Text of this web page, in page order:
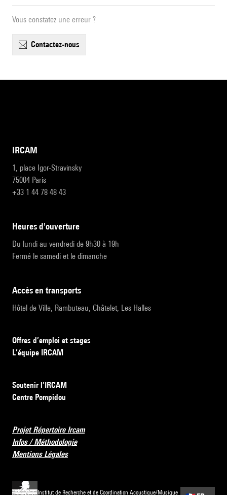
Vous constatez une erreur ?
contactez-nous
IRCAM
1, place Igor-Stravinsky
75004 Paris
+33 1 44 78 48 43
heures d'ouverture
Du lundi au vendredi de 9h30 à 19h
Fermé le samedi et le dimanche
accès en transports
Hôtel de Ville, Rambuteau, Châtelet, Les Halles
Offres d’emploi et stages
L’équipe IRCAM
Soutenir l’IRCAM
Centre Pompidou
Projet Répertoire Ircam
Infos / Méthodologie
Mentions Légales
Institut de Recherche et de Coordination Acoustique/Musique